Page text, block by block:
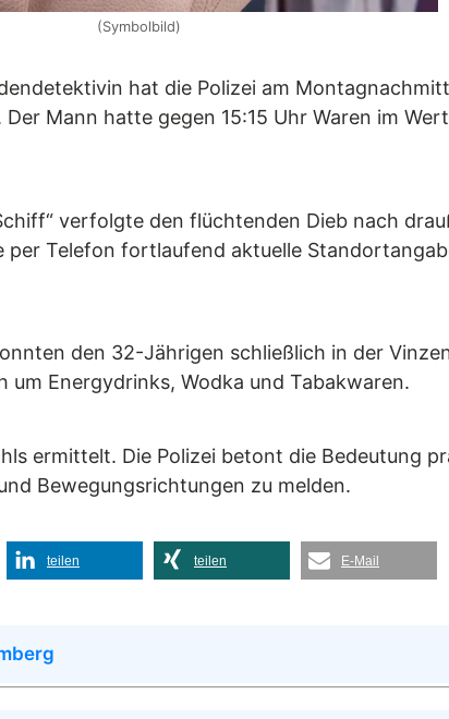
(Symbolbild)
hat die Polizei am
Mann hatte gegen 15:15 Uhr Waren im
verfolgte den flüchtenden Dieb nach
per Telefon fortlaufend aktuelle
den 32-Jährigen schließlich in der
um Energydrinks, Wodka und Tabakwaren.
ermittelt. Die Polizei betont die Bedeutung
Bewegungsrichtungen zu melden.
teilen teilen E-Mail